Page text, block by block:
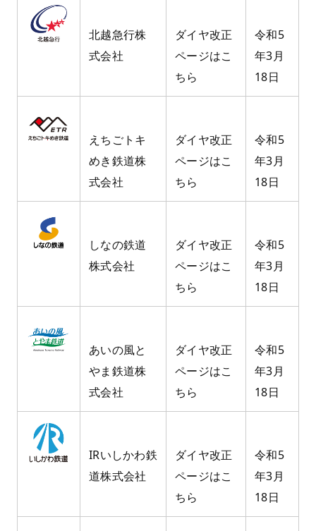
北越急行株
式会社
ダイヤ改正
ページはこ
ちら
令和5
年3月
18日
えちごトキ
めき鉄道株
式会社
ダイヤ改正
ページはこ
ちら
令和5
年3月
18日
しなの鉄道
株式会社
ダイヤ改正
ページはこ
ちら
令和5
年3月
18日
あいの風と
やま鉄道株
式会社
ダイヤ改正
ページはこ
ちら
令和5
年3月
18日
IRいしかわ鉄
道株式会社
ダイヤ改正
ページはこ
ちら
令和5
年3月
18日